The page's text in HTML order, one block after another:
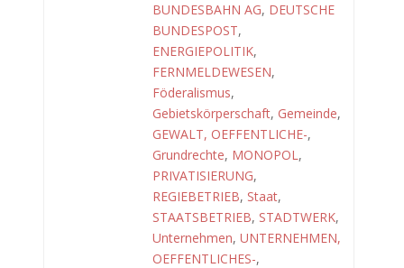
BUNDESBAHN AG, DEUTSCHE
BUNDESPOST,
ENERGIEPOLITIK,
FERNMELDEWESEN,
Föderalismus,
Gebietskörperschaft, Gemeinde,
GEWALT, OEFFENTLICHE-,
Grundrechte, MONOPOL,
PRIVATISIERUNG,
REGIEBETRIEB, Staat,
STAATSBETRIEB, STADTWERK,
Unternehmen, UNTERNEHMEN,
OEFFENTLICHES-,